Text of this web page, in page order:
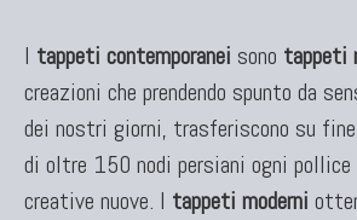
I tappeti contemporanei sono tappeti
creazioni che prendendo spunto da
dei nostri giorni, trasferiscono su fine
di oltre 150 nodi persiani ogni pollice
creative nuove. I tappeti moderni